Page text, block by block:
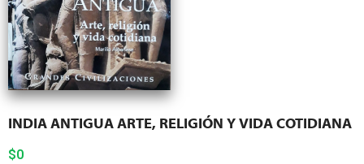
INDIA ANTIGUA ARTE, RELIGIÓN Y VIDA COTIDIANA
$0